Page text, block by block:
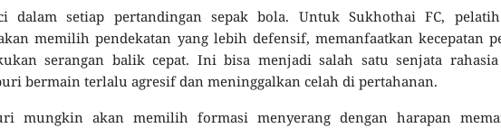
dalam setiap pertandingan sepak bola. Untuk Sukhothai FC,
memilih pendekatan yang lebih defensif, memanfaatkan kecepatan
serangan balik cepat. Ini bisa menjadi salah satu senjata rahasia
bermain terlalu agresif dan meninggalkan celah di pertahanan.
mungkin akan memilih formasi menyerang dengan harapan